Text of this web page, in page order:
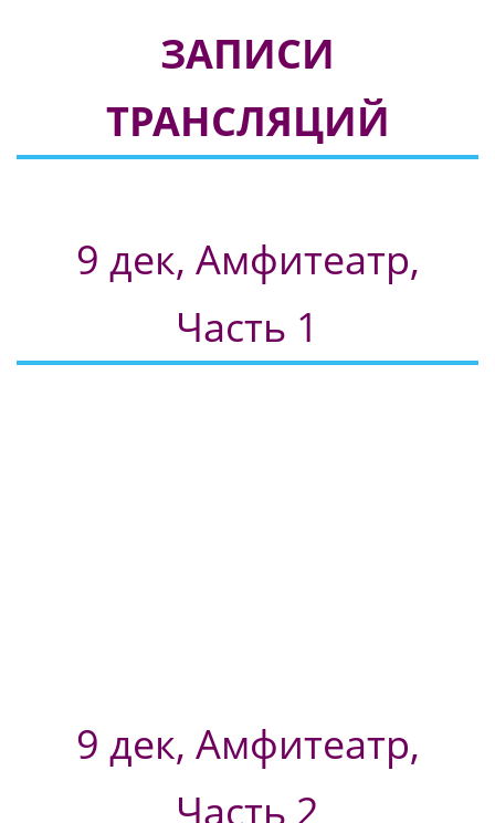
ЗАПИСИ
ТРАНСЛЯЦИЙ
9 дек, Амфитеатр,
Часть 1
9 дек, Амфитеатр,
Часть 2